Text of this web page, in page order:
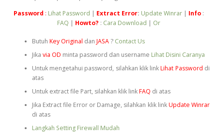
Password : Lihat Password | Extract Error: Update Winrar| Info :
FAQ | Howto? : Cara Download | Or
Butuh Key Original dan JASA? Contact Us
Jika via OD minta password dan username Lihat Disini Caranya
Untuk mengetahui password, silahkan klik linkLihat Password di
atas
Untuk extract file Part, silahkan klik linkFAQ di atas
Jika Extract file Error or Damage, silahkan klik linkUpdate Winrar
di atas
Langkah Setting Firewall Mudah